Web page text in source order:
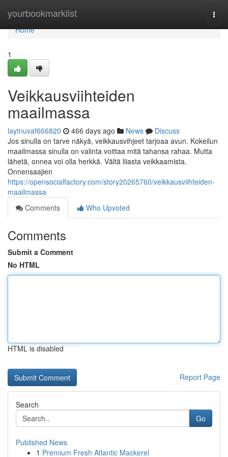
yourbookmarklist
Home
Home
1
Veikkausviihteiden
maailmassa
laytnuvaf666820 466 days ago News
Discuss
Jos sinulla on tarve näkyä, veikkausvihjeet tarjoaa avun. Kokeilun
maailmassa sinulla on valinta voittaa mitä tahansa rahaa. Mutta
lähetä, onnea voi olla herkkä. Vältä liiasta veikkaamista.
Onnensaajien
https://opensocialfactory.com/story20265760/veikkausviihteiden-
maailmassa
Comments
Who Upvoted
Comments
Submit a Comment
No HTML
HTML is disabled
Report Page
Search
Go
Published News
1 Premium Fresh Atlantic Mackerel